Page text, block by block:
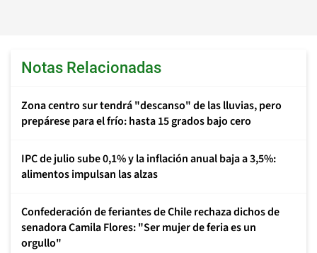
Notas Relacionadas
Zona centro sur tendrá "descanso" de las lluvias, pero
prepárese para el frío: hasta 15 grados bajo cero
IPC de julio sube 0,1% y la inflación anual baja a 3,5%:
alimentos impulsan las alzas
Confederación de feriantes de Chile rechaza dichos de
senadora Camila Flores: "Ser mujer de feria es un
orgullo"